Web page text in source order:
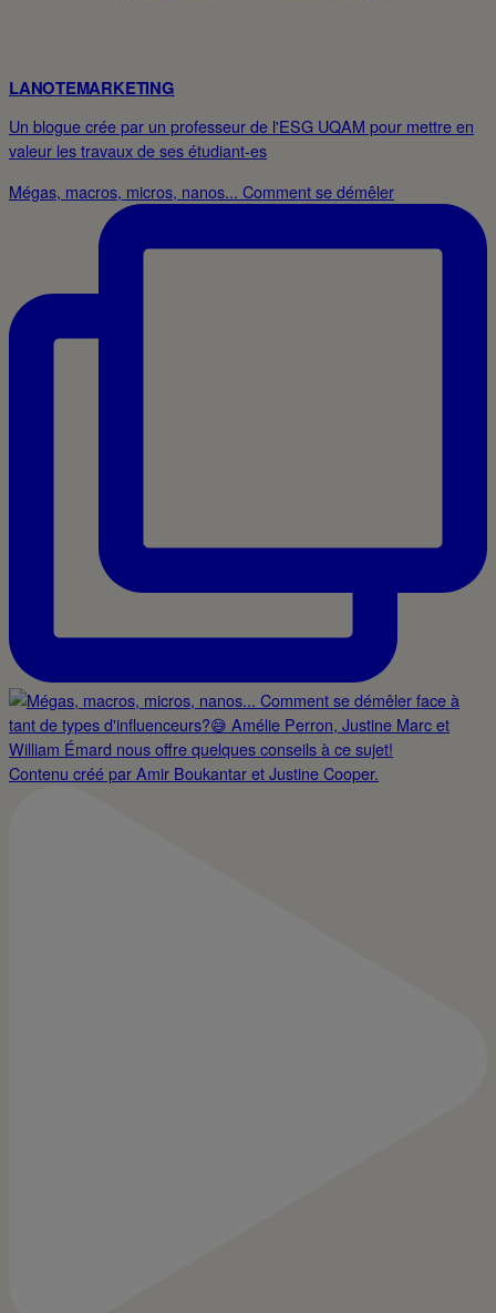
LANOTEMARKETING
Un blogue crée par un professeur de l'ESG UQAM pour mettre en
valeur les travaux de ses étudiant-es
Mégas, macros, micros, nanos... Comment se démêler
Contenu créé par Amir Boukantar et Justine Cooper.